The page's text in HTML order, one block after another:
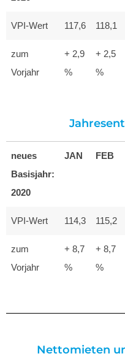
VPI-Wert 117,6 118,1
zum
Vorjahr
+ 2,9
%
+ 2,5
%
neues
Basisjahr:
2020
JAN FEB
VPI-Wert 114,3 115,2
zum
Vorjahr
+ 8,7
%
+ 8,7
%
Nettomieten